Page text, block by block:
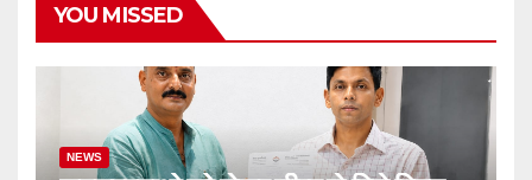
YOU MISSED
NEWS